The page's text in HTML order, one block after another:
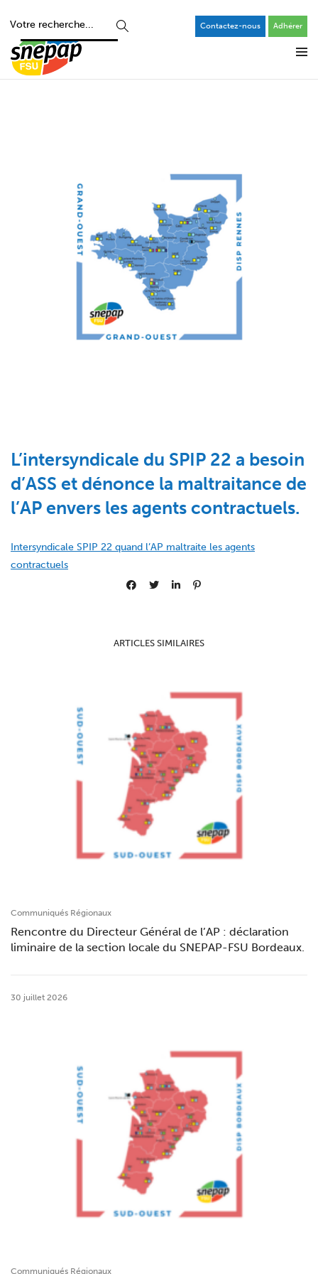
Contactez-nous Adhérer
L’intersyndicale du SPIP 22 a besoin
d’ASS et dénonce la maltraitance de
l’AP envers les agents contractuels.
Intersyndicale SPIP 22 quand l’AP maltraite les agents
contractuels
ARTICLES SIMILAIRES
Communiqués Régionaux
Rencontre du Directeur Général de l’AP : déclaration
liminaire de la section locale du SNEPAP-FSU Bordeaux.
30 juillet 2026
Communiqués Régionaux